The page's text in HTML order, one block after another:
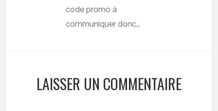
code promo à
communiquer donc…
LAISSER UN COMMENTAIRE